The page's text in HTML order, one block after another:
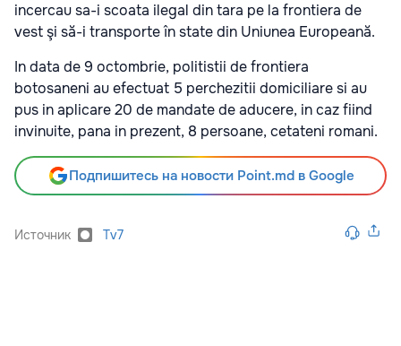
incercau sa-i scoata ilegal din tara pe la frontiera de
vest şi să-i transporte în state din Uniunea Europeană.
In data de 9 octombrie, politistii de frontiera
botosaneni au efectuat 5 perchezitii domiciliare si au
pus in aplicare 20 de mandate de aducere, in caz fiind
invinuite, pana in prezent, 8 persoane, cetateni romani.
Подпишитесь на новости Point.md в Google
Источник Tv7